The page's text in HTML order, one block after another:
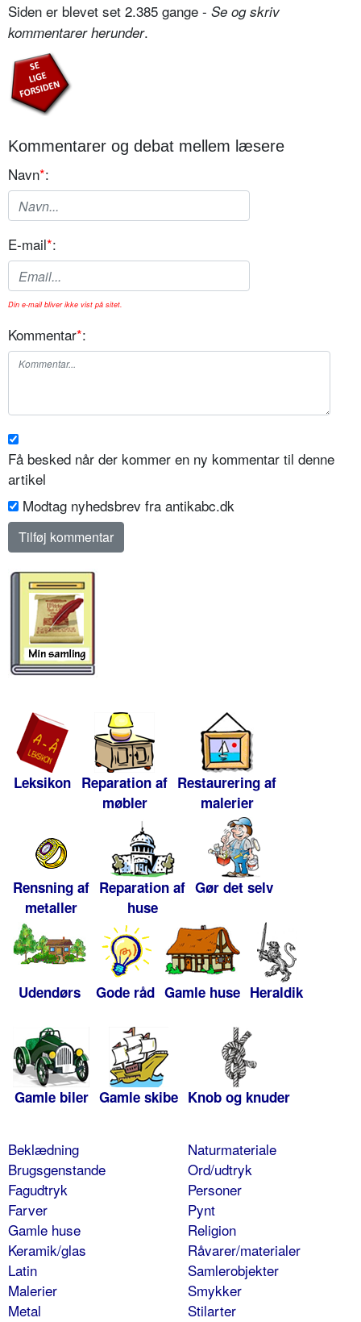
Siden er blevet set 2.385 gange - Se og skriv
kommentarer herunder.
Kommentarer og debat mellem læsere
Navn*:
E-mail*:
Din e-mail bliver ikke vist på sitet.
Kommentar*:
Få besked når der kommer en ny kommentar til denne
artikel
Modtag nyhedsbrev fra antikabc.dk
Leksikon Reparation af
møbler
Restaurering af
malerier
Rensning af
metaller
Reparation af
huse
Gør det selv
Udendørs Gode råd Gamle huse Heraldik
Gamle biler Gamle skibe Knob og knuder
Beklædning
Brugsgenstande
Fagudtryk
Farver
Gamle huse
Keramik/glas
Latin
Malerier
Metal
Naturmateriale
Ord/udtryk
Personer
Pynt
Religion
Råvarer/materialer
Samlerobjekter
Smykker
Stilarter